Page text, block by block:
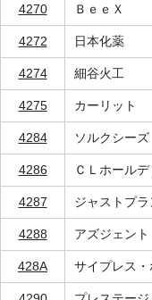
4270 ＢｅｅＸ
4272 日本化薬
4274 細谷火工
4275 カーリット
4284 ソルクシーズ
4286 ＣＬホール
4287 ジャストプ
4288 アズジェント
428A サイプレス